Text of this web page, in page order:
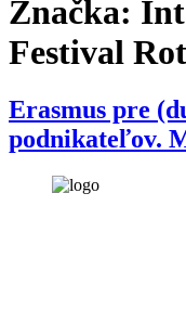
Značka:
Festival
Erasmus pre
podnikateľov.